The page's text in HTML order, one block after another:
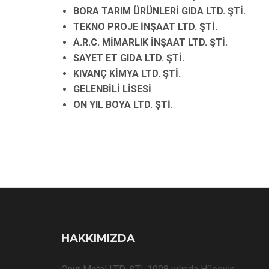
BORA TARIM ÜRÜNLERİ GIDA LTD. ŞTİ.
TEKNO PROJE İNŞAAT LTD. ŞTİ.
A.R.C. MİMARLIK İNŞAAT LTD. ŞTİ.
SAYET ET GIDA LTD. ŞTİ.
KIVANÇ KİMYA LTD. ŞTİ.
GELENBİLİ LİSESİ
ON YIL BOYA LTD. ŞTİ.
HAKKIMIZDA